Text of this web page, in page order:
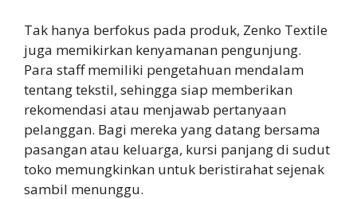
Tak hanya berfokus pada produk, Zenko Textile
juga memikirkan kenyamanan pengunjung.
Para staff memiliki pengetahuan mendalam
tentang tekstil, sehingga siap memberikan
rekomendasi atau menjawab pertanyaan
pelanggan. Bagi mereka yang datang bersama
pasangan atau keluarga, kursi panjang di sudut
toko memungkinkan untuk beristirahat sejenak
sambil menunggu.